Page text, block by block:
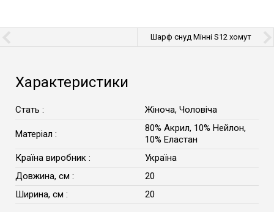
Шарф снуд Мінні S12 хомут
Характеристики
Стать : Жіноча, Чоловіча
Матеріал :
80% Акрил, 10% Нейлон,
10% Еластан
Країна виробник :
Україна
Довжина, см :
20
Ширина, см :
20